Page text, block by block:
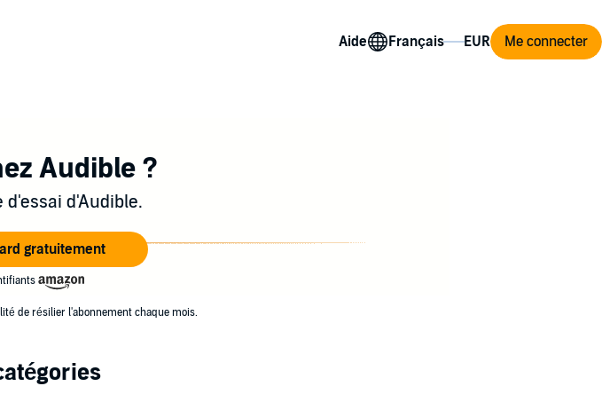
Aide Me connecter
Audible ?
d'essai d'Audible.
gratuitement
de résilier l'abonnement chaque mois.